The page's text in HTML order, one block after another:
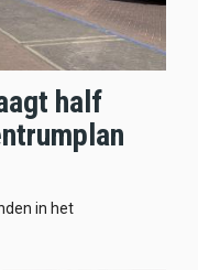
half
in het